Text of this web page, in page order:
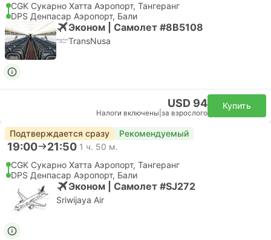
CGK Сукарно Хатта Аэропорт, Тангеранг
DPS Денпасар Аэропорт, Бали
Эконом | Самолет #8B5108
TransNusa
USD 94
Налоги включены за взрослого
Купить
Подтверждается сразу Рекомендуемый
19:00 21:50 1 ч. 50 м.
CGK Сукарно Хатта Аэропорт, Тангеранг
DPS Денпасар Аэропорт, Бали
Эконом | Самолет #SJ272
Sriwijaya Air